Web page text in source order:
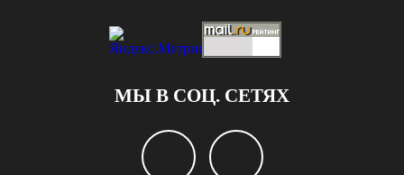
МЫ В СОЦ. СЕТЯХ